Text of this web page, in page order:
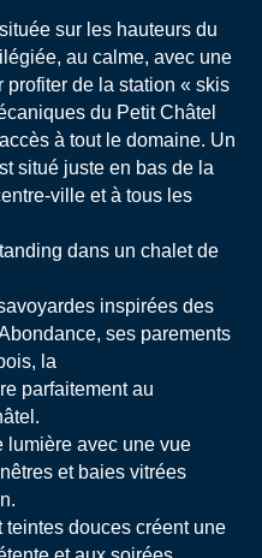
sur les hauteurs du
au calme, avec une
de la station « skis
du Petit Châtel
à toutle domaine. Un
situé juste en bas de la
ville et à tous les
dans un chalet de
inspirées des
ses parements
la
parfaitement au
lumière avec une vue
et baies vitrées
teintes douces créent une